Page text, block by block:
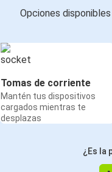
Opciones
Tomas de corriente
Mantén tus dispositivos
cargados mientras te
desplazas
¿Es la